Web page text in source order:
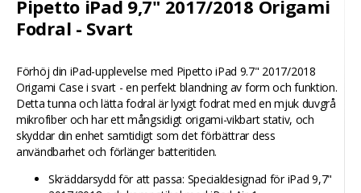
Pipetto iPad 9,7" 2017/2018 Origami
Fodral - Svart
Förhöj din iPad-upplevelse med Pipetto iPad 9.7" 2017/2018
Origami Case i svart - en perfekt blandning av form och funktion.
Detta tunna och lätta fodral är lyxigt fodrat med en mjuk duvgrå
mikrofiber och har ett mångsidigt origami-vikbart stativ, och
skyddar din enhet samtidigt som det förbättrar dess
användbarhet och förlänger batteritiden.
Skräddarsydd för att passa: Specialdesignad för iPad 9,7"